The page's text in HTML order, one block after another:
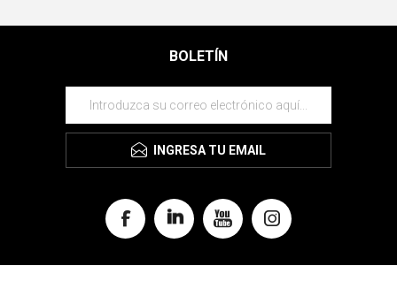
BOLETÍN
INGRESA TU EMAIL